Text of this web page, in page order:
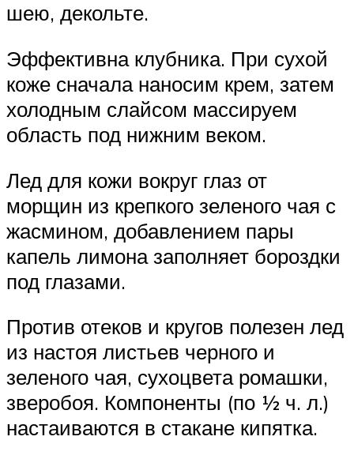
шею, декольте.
Эффективна клубника. При сухой
коже сначала наносим крем, затем
холодным слайсом массируем
область под нижним веком.
Лед для кожи вокруг глаз от
морщин из крепкого зеленого чая с
жасмином, добавлением пары
капель лимона заполняет бороздки
под глазами.
Против отеков и кругов полезен лед
из настоя листьев черного и
зеленого чая, сухоцвета ромашки,
зверобоя. Компоненты (по ½ ч. л.)
настаиваются в стакане кипятка.